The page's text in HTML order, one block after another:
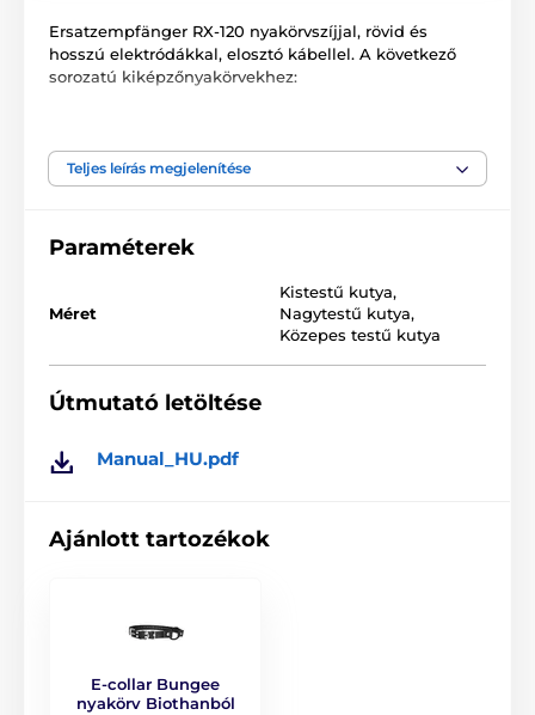
Ersatzempfänger RX-120 nyakörvszíjjal, rövid és
hosszú elektródákkal, elosztó kábellel. A következő
sorozatú kiképzőnyakörvekhez:
K9-800
UL-1200
változhatnak. A képek kizárólag illusztrációs célt
szolgálnak.
A termék a következő kategóriákba sorolt
Tartozékok kiképző nyakörvek
Teljes leírás megjelenítése
Paraméterek
Méret
Kistestű kutya,
Nagytestű kutya,
Közepes testű kutya
Útmutató letöltése
Manual_HU.pdf
Ajánlott tartozékok
E-collar Bungee
nyakörv Biothanból